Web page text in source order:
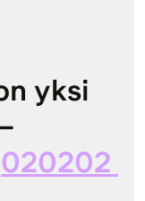
yksi
020202